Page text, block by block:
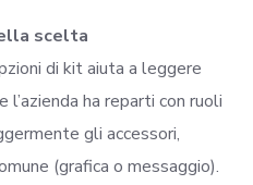
scelta
di kit aiuta a leggere
ha reparti con ruoli
gli accessori,
(grafica o messaggio).